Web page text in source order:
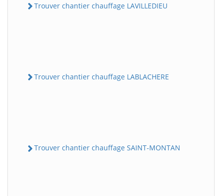
Trouver chantier chauffage LAVILLEDIEU
Trouver chantier chauffage LABLACHERE
Trouver chantier chauffage SAINT-MONTAN